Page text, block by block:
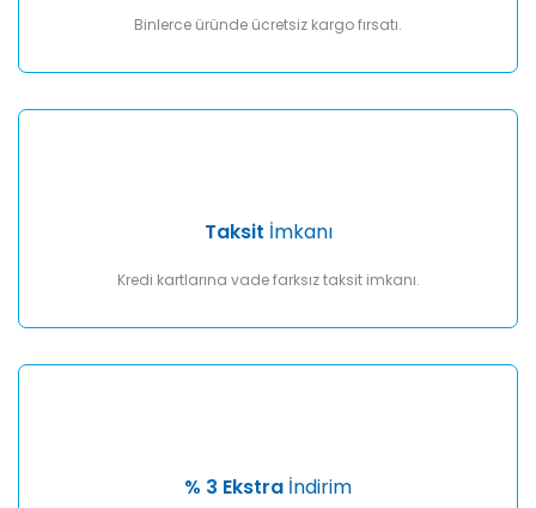
Binlerce üründe ücretsiz kargo fırsatı.
Taksit İmkanı
Kredi kartlarına vade farksız taksit imkanı.
% 3 Ekstra İndirim